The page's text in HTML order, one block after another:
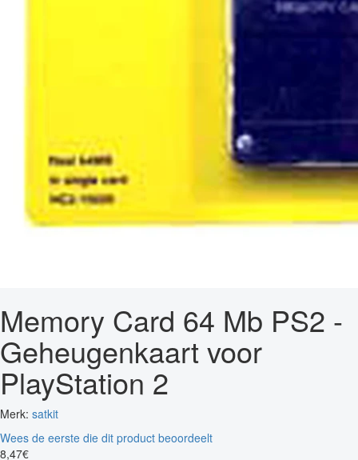
Memory Card 64 Mb PS2 -
Geheugenkaart voor
PlayStation 2
Merk: satkit
Wees de eerste die dit product beoordeelt
8,47€